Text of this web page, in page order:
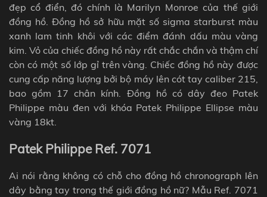
đẹp cổ điển, đó chính là Marilyn Monroe của thế giới
đồng hồ. Đồng hồ sở hữu mặt số sigma starburst màu
xanh lam tinh khôi với các điểm đánh dấu màu vàng
kim. Vỏ của chiếc đồng hồ này rất chắc chắn và thậm chí
còn có một số lớp gỉ trên vàng. Chiếc đồng hồ này được
cung cấp năng lượng bởi bộ máy lên cót tay caliber 215,
bao gồm 17 chân kính. Đồng hồ có dây đeo Patek
Philippe màu đen với khóa Patek Philippe Ellipse màu
vàng 18kt.
Patek Philippe Ref. 7071
Ai nói rằng không có chỗ cho đồng hồchronograph lên
dây bằng tay trong thế giới đồng hồ nữ? Mẫu Ref. 7071